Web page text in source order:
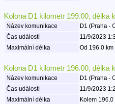
Kolona D1 kilometr 199.00, délka
Název komunikace
D1 (Praha -
Čas události
11/9/2023
Maximální délka
Od 196.0
Kolona D1 kilometr 196.00, délka
Název komunikace
D1 (Praha -
Čas události
11/9/2023
Maximální délka
Kolem